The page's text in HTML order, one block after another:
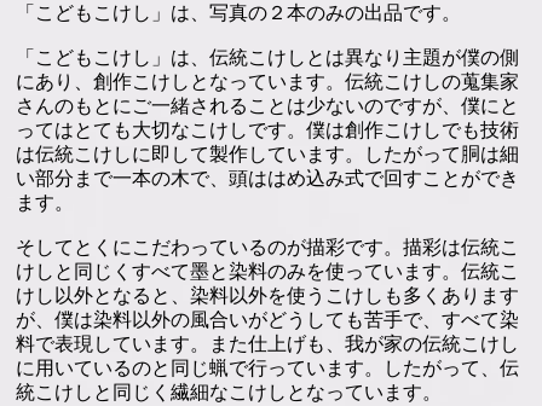
「こどもこけし」は、写真の２本のみの出品です。
「こどもこけし」は、伝統こけしとは異なり主題が僕の側
にあり、創作こけしとなっています。伝統こけしの蒐集家
さんのもとにご一緒されることは少ないのですが、僕にと
ってはとても大切なこけしです。僕は創作こけしでも技術
は伝統こけしに即して製作しています。したがって胴は細
い部分まで一本の木で、頭ははめ込み式で回すことができ
ます。
そしてとくにこだわっているのが描彩です。描彩は伝統こ
けしと同じくすべて墨と染料のみを使っています。伝統こ
けし以外となると、染料以外を使うこけしも多くあります
が、僕は染料以外の風合いがどうしても苦手で、すべて染
料で表現しています。また仕上げも、我が家の伝統こけし
に用いているのと同じ蝋で行っています。したがって、伝
統こけしと同じく繊細なこけしとなっています。